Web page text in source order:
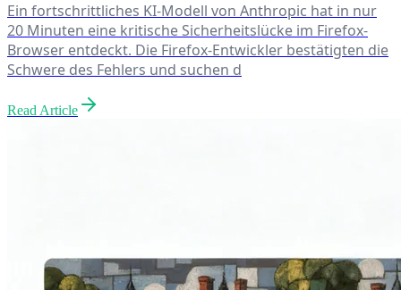
Ein fortschrittliches KI-Modell von Anthropic hat in nur
20 Minuten eine kritische Sicherheitslücke im Firefox-
Browser entdeckt. Die Firefox-Entwickler bestätigten die
Schwere des Fehlers und suchen d
Read Article